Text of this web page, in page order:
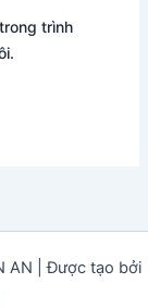
trình
AN | Được tạo bởi